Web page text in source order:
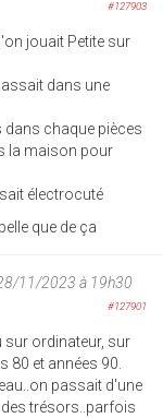
#127903
jouait Petite sur
dans une
dans chaque pièces
la maison pour
électrocuté
que de ça
11/2023 à 19h30
#127901
sur ordinateur, sur
80 et années 90.
passait d'une
trésors..parfois